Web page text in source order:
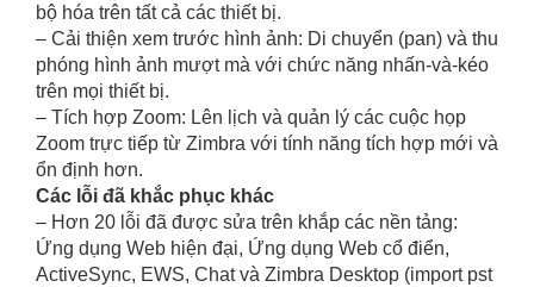
bộ hóa trên tất cả các thiết bị.
– Cải thiện xem trước hình ảnh: Di chuyển (pan) và thu
phóng hình ảnh mượt mà với chức năng nhấn-và-kéo
trên mọi thiết bị.
– Tích hợp Zoom: Lên lịch và quản lý các cuộc họp
Zoom trực tiếp từ Zimbra với tính năng tích hợp mới và
ổn định hơn.
Các lỗi đã khắc phục khác
– Hơn 20 lỗi đã được sửa trên khắp các nền tảng:
Ứng dụng Web hiện đại, Ứng dụng Web cổ điển,
ActiveSync, EWS, Chat và Zimbra Desktop (import pst